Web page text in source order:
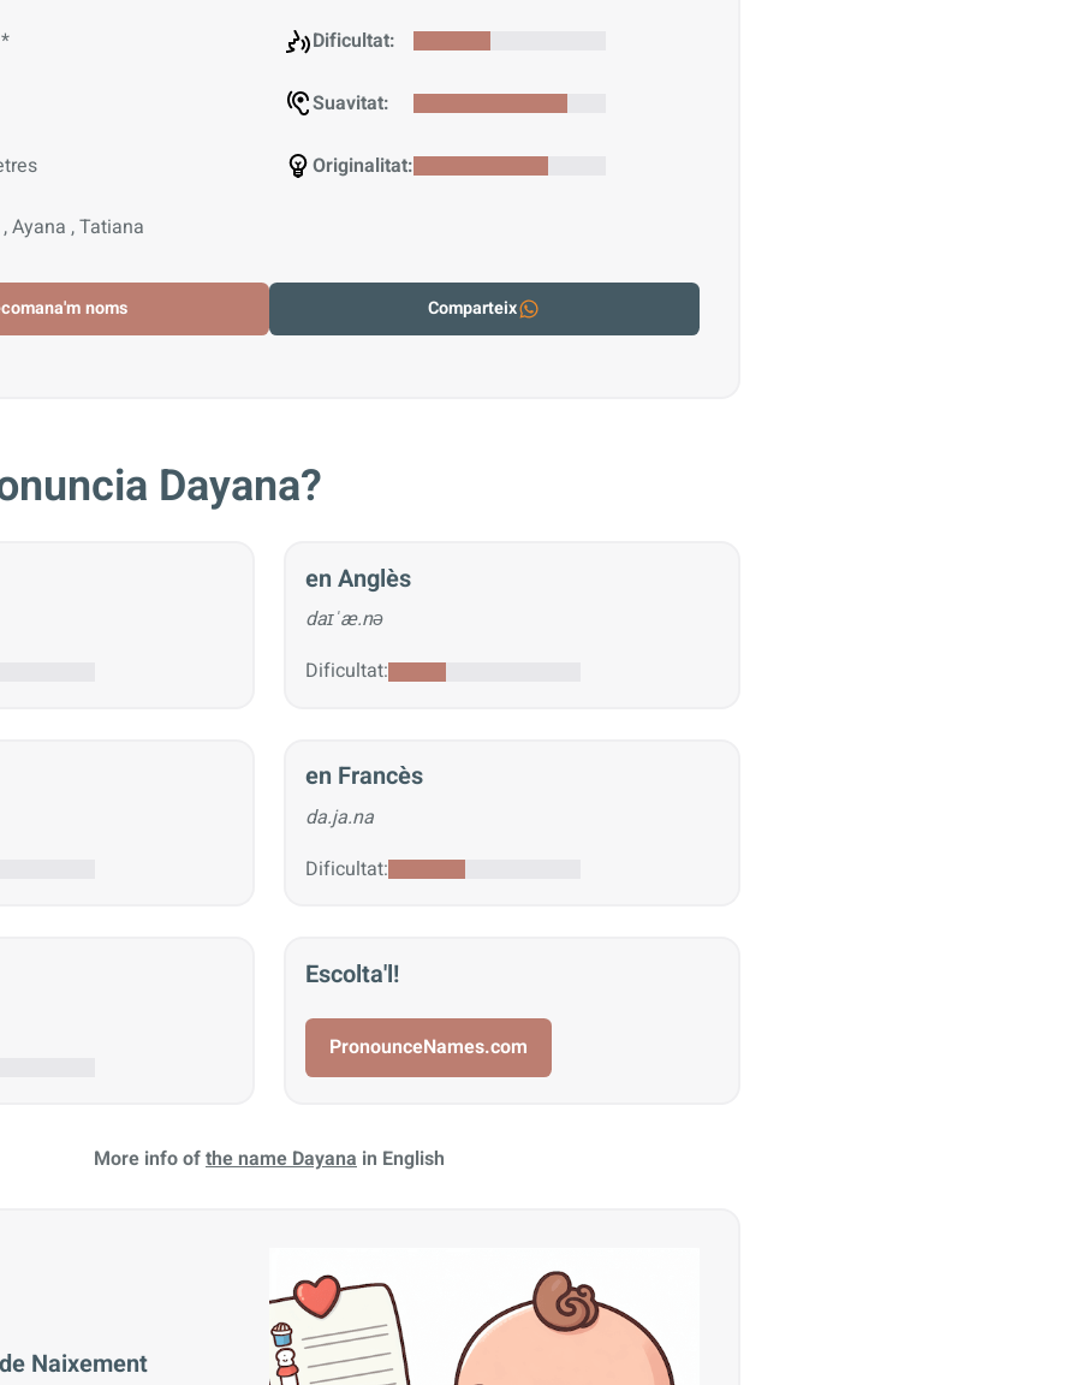
Dificultat:
Suavitat:
Originalitat:
Ayana , Tatiana
noms Comparteix
Dayana?
en Anglès
daɪˈæ.nə
Dificultat:
en Francès
da.ja.na
Dificultat:
Escolta'l!
PronounceNames.com
More info ofthe name Dayana in English
Naixement